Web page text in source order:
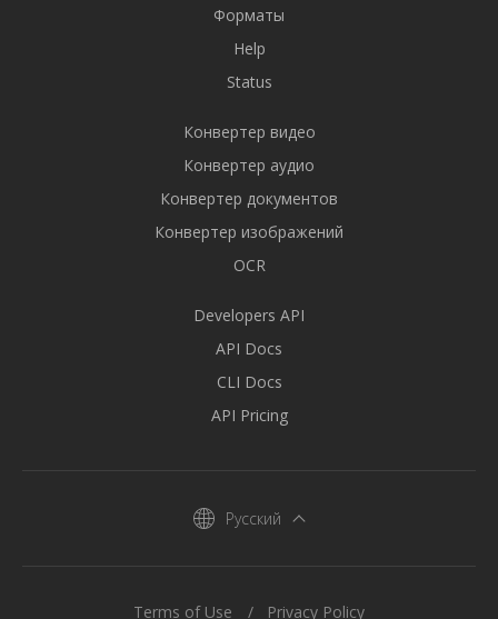
Форматы
Help
Status
Конвертер видео
Конвертер аудио
Конвертер документов
Конвертер изображений
OCR
Developers API
API Docs
CLI Docs
API Pricing
Русский
Terms of Use Privacy Policy